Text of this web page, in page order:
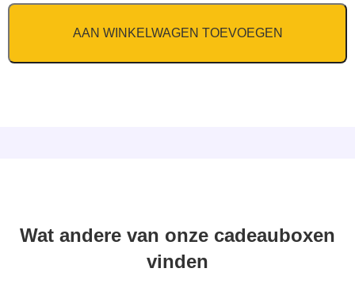
AAN WINKELWAGEN TOEVOEGEN
Wat andere van onze cadeauboxen
vinden